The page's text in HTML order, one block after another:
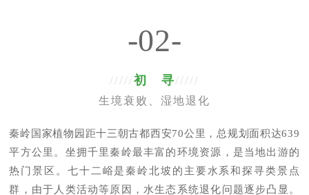
-02-
/////初 寻/////
生境衰败、湿地退化
秦岭国家植物园距十三朝古都西安70公里，总规划面积达639
平方公里。坐拥千里秦岭最丰富的环境资源，是当地出游的
热门景区。七十二峪是秦岭北坡的主要水系和探寻类景点
群，由于人类活动等原因，水生态系统退化问题逐步凸显。